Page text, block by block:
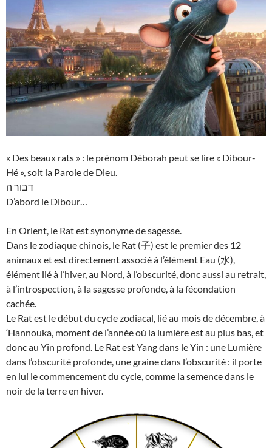
« Des beaux rats » : le prénom Déborah peut se lire « Dibour-
Hé », soit la Parole de Dieu.
דבור ה
D’abord le Dibour…
En Orient, le Rat est synonyme de sagesse.
Dans le zodiaque chinois, le Rat (子) est le premier des 12
animaux et est directement associé à l’élément Eau (水),
élément lié à l’hiver, au Nord, à l’obscurité, donc aussi au retrait,
à l’introspection, à la sagesse profonde, à la fécondation
cachée.
Le Rat est le début du cycle zodiacal, lié au mois de décembre, à
‘Hannouka, moment de l’année où la lumière est au plus bas, et
donc au Yin profond. Le Rat est Yang dans le Yin : une Lumière
dans l’obscurité profonde, une graine dans l’obscurité : il porte
en lui le commencement du cycle, comme la semence dans le
noir de la terre en hiver.